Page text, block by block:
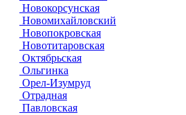
Новокорсунская
Новомихайловский
Новопокровская
Новотитаровская
Октябрьская
Ольгинка
Орел-Изумруд
Отрадная
Павловская